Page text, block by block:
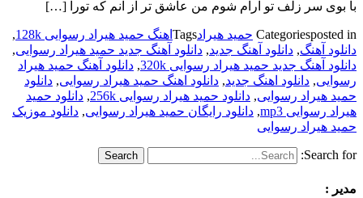
با بوی سر زلف تو آرام شوم من عاشق تر از آنم که تورا […]
Categoriesposted in حمید هیرادTags اهنگ حمید هیراد رسوایی 128k
,
دانلود آهنگ, دانلود آهنگ جدید, دانلود آهنگ جدید حمید هیراد رسوایی,
دانلود آهنگ جدید حمید هیراد رسوایی 320k
, دانلود آهنگ حمید هیراد
رسوایی, دانلود اهنگ جدید, دانلود اهنگ حمید هیراد رسوایی, دانلود
حمید هیراد رسوایی, دانلود حمید هیراد رسوایی 256k , دانلود حمید
هیراد رسوایی mp3
, دانلود رایگان حمید هیراد رسوایی, دانلود موزیک
حمید هیراد رسوایی
Search for:
مدیر :